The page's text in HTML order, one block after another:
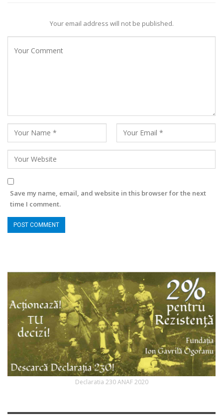
Your email address will not be published.
Save my name, email, and website in this browser for the next
time I comment.
Declaratia 230 ANAF 2020